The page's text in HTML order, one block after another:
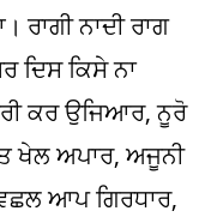
ਨਾਦੀ ਰਾਗ
ਦਿਸ ਕਿਸੇ ਨਾ
ਕਰ ਉਜਿਆਰ, ਨੂਰੋ
ਖੇਲ ਅਪਾਰ, ਅਜੂਨੀ
ਆਪ ਗਿਰਧਾਰ,